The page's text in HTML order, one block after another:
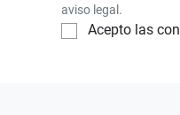
aviso legal.
Acepto las